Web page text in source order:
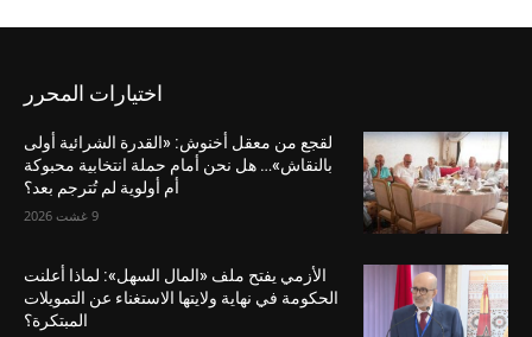
اختيارات المحرر
لقجع من معقل أخنوش: «القدرة الشرائية أولى
بالنقاش»… هل نحن أمام حملة انتخابية محبوكة
أم أولوية لم تُترجم بعد؟
9 غشت 2026
الأزمي يفتح ملف «المال السهل»: لماذا أعلنت
الحكومة في نهاية ولايتها الاستغناء عن التمويلات
المبتكرة؟